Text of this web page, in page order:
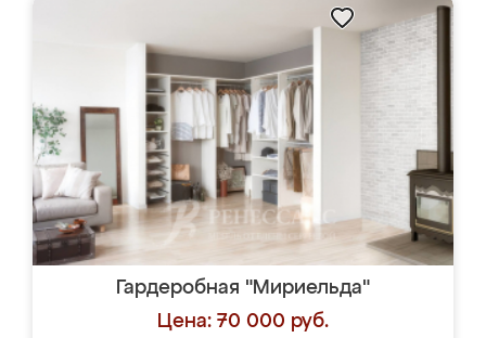
Гардеробная "Мириельда"
Цена: 70 000 руб.